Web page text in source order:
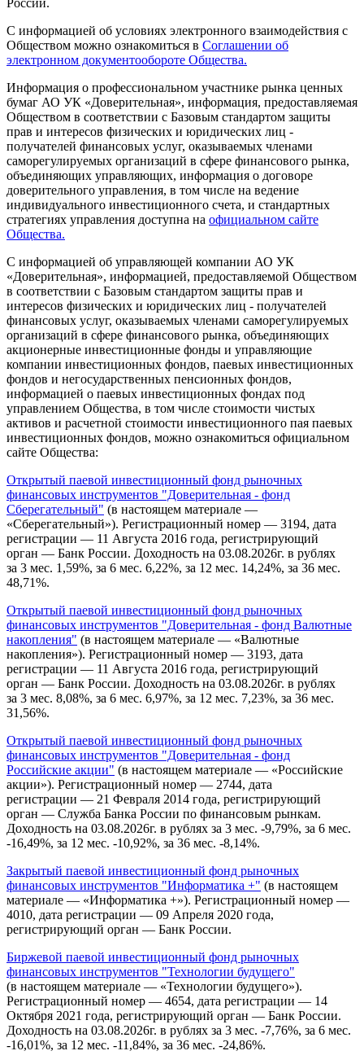
С информацией об условиях электронного взаимодействия с
Обществом можно ознакомиться в Соглашении об
электронном документообороте Общества.
Информация о профессиональном участнике рынка ценных
бумаг АО УК «Доверительная», информация, предоставляемая
Обществом в соответствии с Базовым стандартом защиты
прав и интересов физических и юридических лиц -
получателей финансовых услуг, оказываемых членами
саморегулируемых организаций в сфере финансового рынка,
объединяющих управляющих, информация о договоре
доверительного управления, в том числе на ведение
индивидуального инвестиционного счета, и стандартных
стратегиях управления доступна на официальном сайте
Общества.
С информацией об управляющей компании АО УК
«Доверительная», информацией, предоставляемой Обществом
в соответствии с Базовым стандартом защиты прав и
интересов физических и юридических лиц - получателей
финансовых услуг, оказываемых членами саморегулируемых
организаций в сфере финансового рынка, объединяющих
акционерные инвестиционные фонды и управляющие
компании инвестиционных фондов, паевых инвестиционных
фондов и негосударственных пенсионных фондов,
информацией о паевых инвестиционных фондах под
управлением Общества, в том числе стоимости чистых
активов и расчетной стоимости инвестиционного пая паевых
инвестиционных фондов, можно ознакомиться официальном
сайте Общества:
Открытый паевой инвестиционный фонд рыночных
финансовых инструментов "Доверительная - фонд
Сберегательный" (в настоящем материале —
«Сберегательный»). Регистрационный номер — 3194, дата
регистрации — 11 Августа 2016 года, регистрирующий
орган — Банк России. Доходность на 03.08.2026г. в рублях
за 3 мес. 1,59%, за 6 мес. 6,22%, за 12 мес. 14,24%, за 36 мес.
48,71%.
Открытый паевой инвестиционный фонд рыночных
финансовых инструментов "Доверительная - фонд Валютные
накопления" (в настоящем материале — «Валютные
накопления»). Регистрационный номер — 3193, дата
регистрации — 11 Августа 2016 года, регистрирующий
орган — Банк России. Доходность на 03.08.2026г. в рублях
за 3 мес. 8,08%, за 6 мес. 6,97%, за 12 мес. 7,23%, за 36 мес.
31,56%.
Открытый паевой инвестиционный фонд рыночных
финансовых инструментов "Доверительная - фонд
Российские акции" (в настоящем материале — «Российские
акции»). Регистрационный номер — 2744, дата
регистрации — 21 Февраля 2014 года, регистрирующий
орган — Служба Банка России по финансовым рынкам.
Доходность на 03.08.2026г. в рублях за 3 мес. -9,79%, за 6 мес.
-16,49%, за 12 мес. -10,92%, за 36 мес. -8,14%.
Закрытый паевой инвестиционный фонд рыночных
финансовых инструментов "Информатика +" (в настоящем
материале — «Информатика +»). Регистрационный номер —
4010, дата регистрации — 09 Апреля 2020 года,
регистрирующий орган — Банк России.
Биржевой паевой инвестиционный фонд рыночных
финансовых инструментов "Технологии будущего"
(в настоящем материале — «Технологии будущего»).
Регистрационный номер — 4654, дата регистрации — 14
Октября 2021 года, регистрирующий орган — Банк России.
Доходность на 03.08.2026г. в рублях за 3 мес. -7,76%, за 6 мес.
-16,01%, за 12 мес. -11,84%, за 36 мес. -24,86%.